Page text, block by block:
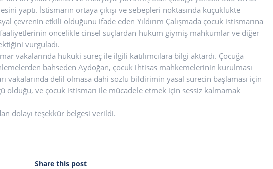
yaptı. İstismarın ortaya çıkışı ve sebepleri noktasında küçüklükte
çevrenin etkili olduğunu ifade eden Yıldırım Çalışmada çocuk istismarına
öncelikle cinsel suçlardan hüküm giymiş mahkumlar ve diğer
vurguladı.
vakalarında hukuki süreç ile ilgili katılımcılara bilgi aktardı. Çocuğa
bahseden Aydoğan, çocuk ihtisas mahkemelerinin kurulması
vakalarında delil olmasa dahi sözlü bildirimin yasal sürecin başlaması için
ve çocuk istismarı ile mücadele etmek için sessiz kalmamak
dolayı teşekkür belgesi verildi.
Share this post